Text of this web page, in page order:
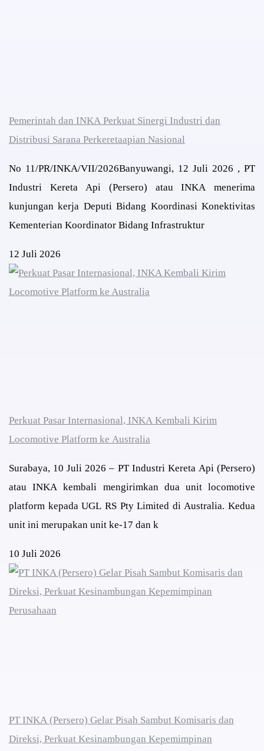
Pemerintah dan INKA Perkuat Sinergi Industri dan
Distribusi Sarana Perkeretaapian Nasional
No 11/PR/INKA/VII/2026Banyuwangi, 12 Juli 2026 , PT
Industri Kereta Api (Persero) atau INKA menerima
kunjungan kerja Deputi Bidang Koordinasi Konektivitas
Kementerian Koordinator Bidang Infrastruktur
12 Juli 2026
Perkuat Pasar Internasional, INKA Kembali Kirim
Locomotive Platform ke Australia
Surabaya, 10 Juli 2026 – PT Industri Kereta Api (Persero)
atau INKA kembali mengirimkan dua unit locomotive
platform kepada UGL RS Pty Limited di Australia. Kedua
unit ini merupakan unit ke-17 dan k
10 Juli 2026
PT INKA (Persero) Gelar Pisah Sambut Komisaris dan
Direksi, Perkuat Kesinambungan Kepemimpinan